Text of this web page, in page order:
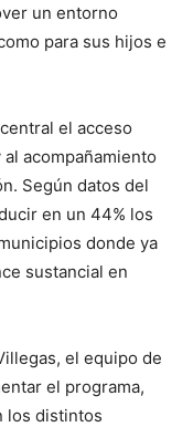
un entorno
para sus hijos e
el acceso
acompañamiento
Según datos del
en un 44% los
donde ya
sustancial en
el equipo de
el programa,
los distintos